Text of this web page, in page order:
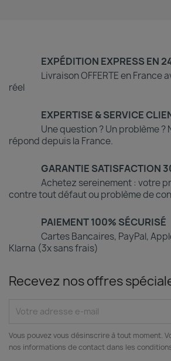
EXPÉDITION EXPRESS EN
Livraison OFFERTE en France
réel
EXPERTISE & SERVICE
Une question ? Un problème ?
répond depuis la France.
GARANTIE SATISFACTION
Achetez sereinement : votre
contre tout défaut ou problème de
PAIEMENT 100% SÉCURISÉ
Cartes Bancaires, PayPal,
Klarna (3x sans frais)
Recevez nos offres
Vous pouvez vous désinscrire à tout moment.
nos informations de contact dans les